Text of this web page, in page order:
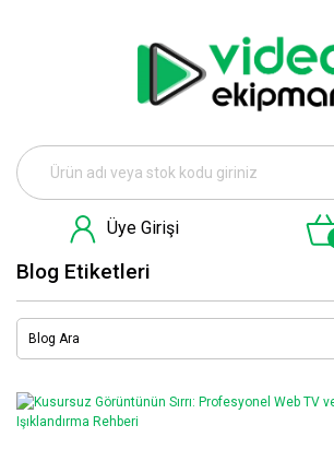
Üye Girişi
Blog Etiketleri